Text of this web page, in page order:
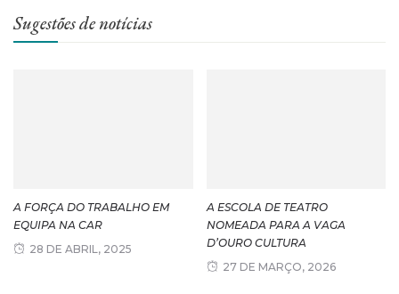
Sugestões de notícias
A FORÇA DO TRABALHO EM
EQUIPA NA CAR
28 DE ABRIL, 2025
A ESCOLA DE TEATRO
NOMEADA PARA A VAGA
D’OURO CULTURA
27 DE MARÇO, 2026